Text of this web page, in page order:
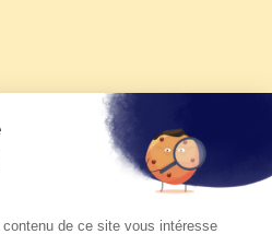
d'été 2026 de KTO
pastorale du pape Léon